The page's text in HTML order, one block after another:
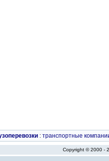
: транспортные
Copyright © 2000 -